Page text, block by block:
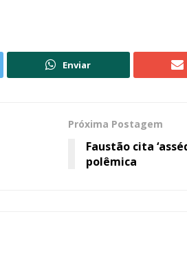
Enviar
Próxima Postagem
Faustão cita
polêmica